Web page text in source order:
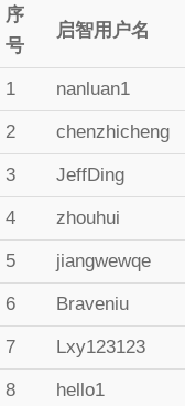
序
号
启智用户名
1 nanluan1
2 chenzhicheng
3 JeffDing
4 zhouhui
5 jiangwewqe
6 Braveniu
7 Lxy123123
8 hello1